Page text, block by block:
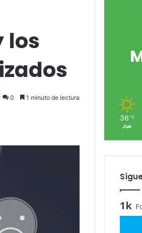
los
0 1 minuto de lectura
36 ℃
Jue
1k